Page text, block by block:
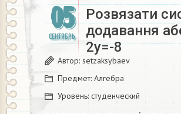
05
СЕНТЯБРЬ
Розвязати
додавання
2y=-8
Автор: setzaksybaev
Предмет: Алгебра
Уровень: студенческий